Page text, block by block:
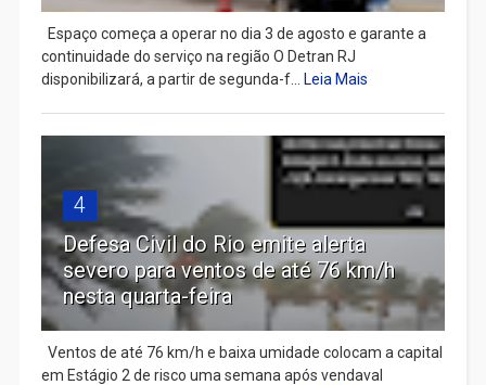
Espaço começa a operar no dia 3 de agosto e garante a
continuidade do serviço na região O Detran RJ
disponibilizará, a partir de segunda-f... Leia Mais
4
Defesa Civil do Rio emite alerta
severo para ventos de até 76 km/h
nesta quarta-feira
Ventos de até 76 km/h e baixa umidade colocam a capital
em Estágio 2 de risco uma semana após vendaval